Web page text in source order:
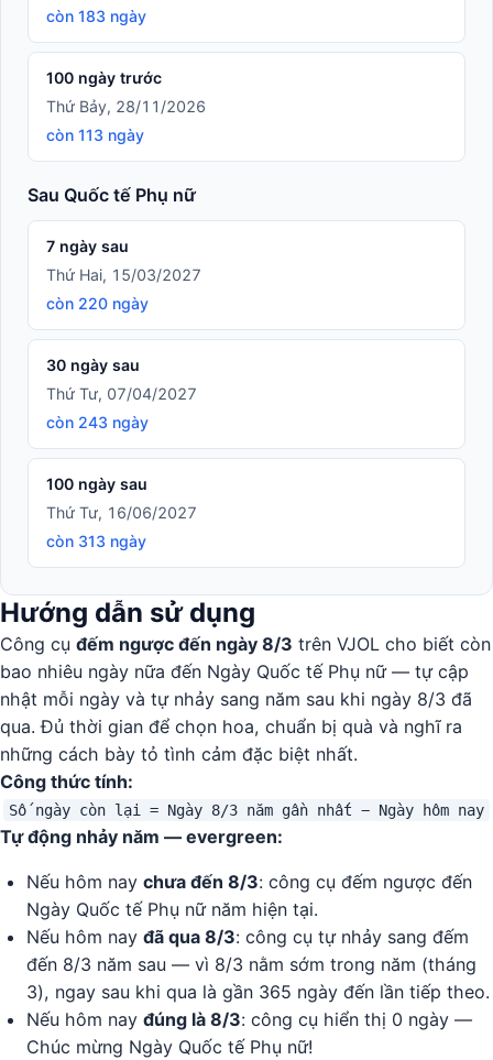
còn 183 ngày
100 ngày trước
Thứ Bảy, 28/11/2026
còn 113 ngày
Sau Quốc tế Phụ nữ
7 ngày sau
Thứ Hai, 15/03/2027
còn 220 ngày
30 ngày sau
Thứ Tư, 07/04/2027
còn 243 ngày
100 ngày sau
Thứ Tư, 16/06/2027
còn 313 ngày
Hướng dẫn sử dụng
Công cụ đếm ngược đến ngày 8/3 trên VJOL cho biết còn
bao nhiêu ngày nữa đến Ngày Quốc tế Phụ nữ — tự cập
nhật mỗi ngày và tự nhảy sang năm sau khi ngày 8/3 đã
qua. Đủ thời gian để chọn hoa, chuẩn bị quà và nghĩ ra
những cách bày tỏ tình cảm đặc biệt nhất.
Công thức tính:
Số ngày còn lại = Ngày 8/3 năm gần nhất − Ngày hôm nay
Tự động nhảy năm — evergreen:
Nếu hôm nay chưa đến 8/3: công cụ đếm ngược đến
Ngày Quốc tế Phụ nữ năm hiện tại.
Nếu hôm nay đã qua 8/3: công cụ tự nhảy sang đếm
đến 8/3 năm sau — vì 8/3 nằm sớm trong năm (tháng
3), ngay sau khi qua là gần 365 ngày đến lần tiếp theo.
Nếu hôm nay đúng là 8/3: công cụ hiển thị 0 ngày —
Chúc mừng Ngày Quốc tế Phụ nữ!